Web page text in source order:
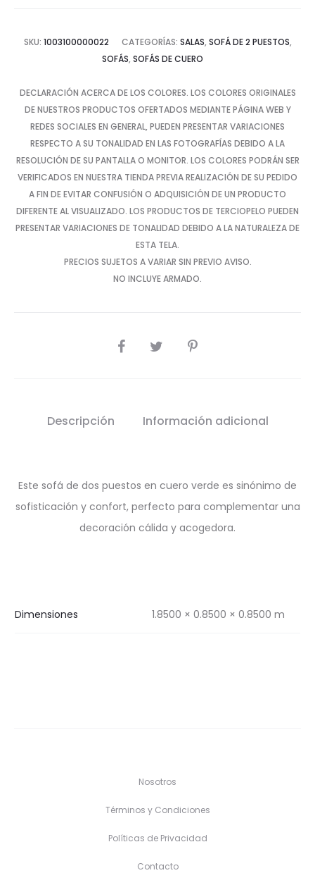
SKU: 1003100000022 CATEGORÍAS: SALAS, SOFÁ DE 2 PUESTOS,
SOFÁS, SOFÁS DE CUERO
DECLARACIÓN ACERCA DE LOS COLORES. LOS COLORES ORIGINALES
DE NUESTROS PRODUCTOS OFERTADOS MEDIANTE PÁGINA WEB Y
REDES SOCIALES EN GENERAL, PUEDEN PRESENTAR VARIACIONES
RESPECTO A SU TONALIDAD EN LAS FOTOGRAFÍAS DEBIDO A LA
RESOLUCIÓN DE SU PANTALLA O MONITOR. LOS COLORES PODRÁN SER
VERIFICADOS EN NUESTRA TIENDA PREVIA REALIZACIÓN DE SU PEDIDO
A FIN DE EVITAR CONFUSIÓN O ADQUISICIÓN DE UN PRODUCTO
DIFERENTE AL VISUALIZADO. LOS PRODUCTOS DE TERCIOPELO PUEDEN
PRESENTAR VARIACIONES DE TONALIDAD DEBIDO A LA NATURALEZA DE
ESTA TELA.
PRECIOS SUJETOS A VARIAR SIN PREVIO AVISO.
NO INCLUYE ARMADO.
SHARE
Descripción Información adicional
Este sofá de dos puestos en cuero verde es sinónimo de
sofisticación y confort, perfecto para complementar una
decoración cálida y acogedora.
Dimensiones 1.8500 × 0.8500 × 0.8500 m
Nosotros
Términos y Condiciones
Políticas de Privacidad
Contacto